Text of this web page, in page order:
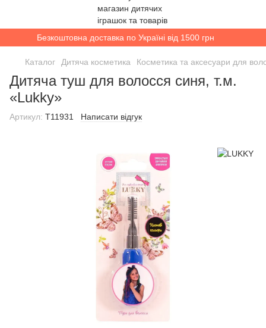
Безкоштовна доставка по Україні від 1500 грн
Каталог Дитяча косметика Косметика та аксесуари для
Дитяча туш для волосся синя, т.м.
«Lukky»
Артикул: T11931 Написати відгук